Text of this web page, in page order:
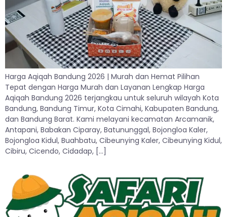
Harga Aqiqah Bandung 2026 | Murah dan Hemat Pilihan
Tepat dengan Harga Murah dan Layanan Lengkap Harga
Aqiqah Bandung 2026 terjangkau untuk seluruh wilayah Kota
Bandung, Bandung Timur, Kota Cimahi, Kabupaten Bandung,
dan Bandung Barat. Kami melayani kecamatan Arcamanik,
Antapani, Babakan Ciparay, Batununggal, Bojongloa Kaler,
Bojongloa Kidul, Buahbatu, Cibeunying Kaler, Cibeunying Kidul,
Cibiru, Cicendo, Cidadap, […]